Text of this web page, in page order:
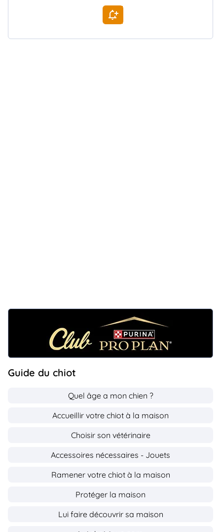
Guide du chiot
Quel âge a mon chien ?
Accueillir votre chiot à la maison
Choisir son vétérinaire
Accessoires nécessaires - Jouets
Ramener votre chiot à la maison
Protéger la maison
Lui faire découvrir sa maison